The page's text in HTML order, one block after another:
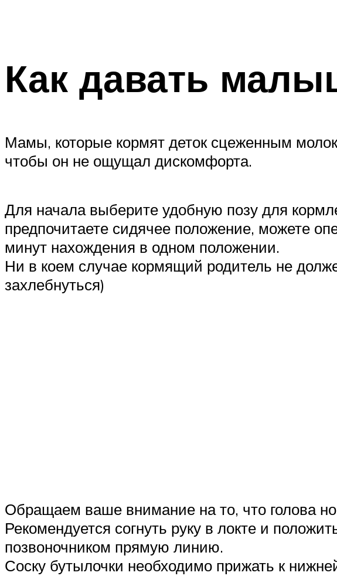
Как давать
Мамы, которые кормят деток сцеженным
чтобы он не ощущал дискомфорта.
Для начала выберите удобную позу для
предпочитаете сидячее положение, можете
минут нахождения в одном положении.
Ни в коем случае кормящий родитель не
захлебнуться)
Обращаем ваше внимание на то, что голова
Рекомендуется согнуть руку в локте и
позвоночником прямую линию.
Соску бутылочки необходимо прижать к